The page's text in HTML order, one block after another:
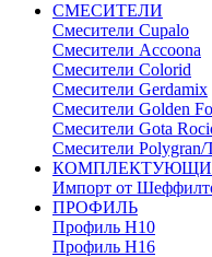
СМЕСИТЕЛИ
Cмесители Cupalo
Смесители Accoona
Смесители Colorid
Смесители Gerdamix
Смесители Golden
Смесители Gota
Смесители Polygran/
КОМПЛЕКТУЮЩИЕ
Импорт от
ПРОФИЛЬ
Профиль H10
Профиль H16